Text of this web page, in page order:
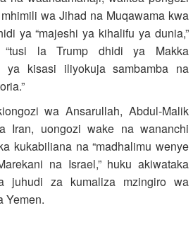
wa Jihad na Muqawama kwa
ya “majeshi ya kihalifu ya dunia,”
la Trump dhidi ya Makka
ya kisasi iliyokuja sambamba na
wa Ansarullah, Abdul‑Malik
Iran, uongozi wake na wananchi
kukabiliana na “madhalimu wenye
na Israel,” huku akiwataka
juhudi za kumaliza mzingiro wa
Yemen.